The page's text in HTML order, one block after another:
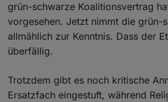
grün-schwarze Koalitionsvertrag
vorgesehen. Jetzt nimmt die grün-
allmählich zur Kenntnis. Dass der
überfällig.
Trotzdem gibt es noch kritische
Ersatzfach eingestuft, während